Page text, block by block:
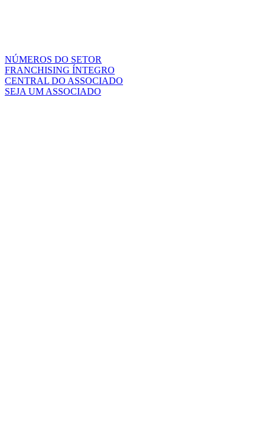
NÚMEROS DO SETOR
FRANCHISING ÍNTEGRO
CENTRAL DO ASSOCIADO
SEJA UM ASSOCIADO